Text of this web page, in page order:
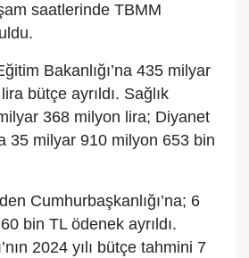
saatlerinde TBMM
Bakanlığı’na 435 milyar
bütçe ayrıldı. Sağlık
368 milyon lira; Diyanet
35 milyar 910 milyon 653 bin
Cumhurbaşkanlığı’na; 6
bin TL ödenek ayrıldı.
2024 yılı bütçe tahmini 7